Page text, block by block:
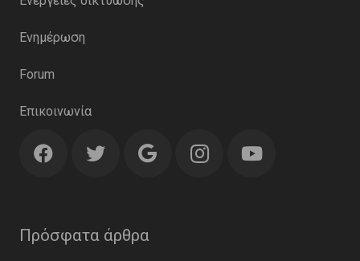
Ενημέρωση
Forum
Επικοινωνία
Πρόσφατα άρθρα